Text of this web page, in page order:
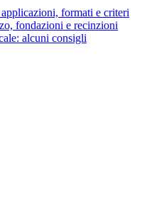
formati e criteri
fondazioni e recinzioni
alcuni consigli